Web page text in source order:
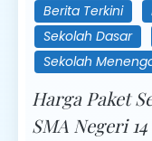
Berita Terkini
Sekolah Dasar
Sekolah
Harga Paket
SMA Negeri